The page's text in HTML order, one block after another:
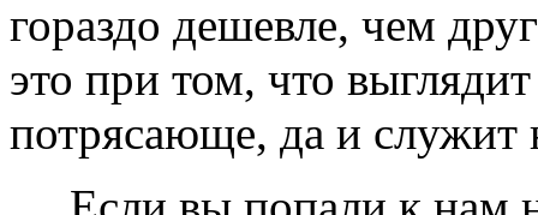
гораздо дешевле, чем
это при том, что
потрясающе, да и служит